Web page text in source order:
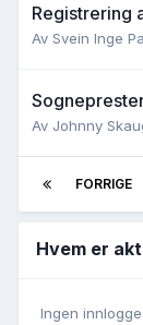
Registrering
Av Svein Inge
Av Johnny
FORRIGE
Hvem er
Ingen